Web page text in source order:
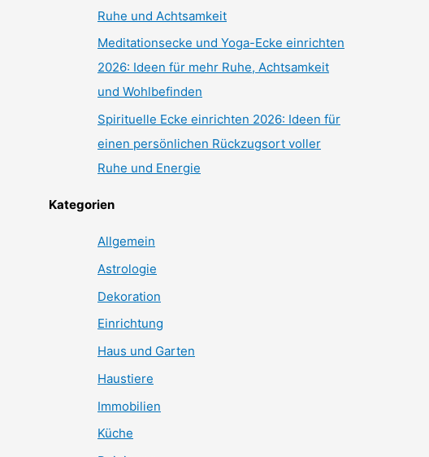
Ruhe und Achtsamkeit
Meditationsecke und Yoga-Ecke einrichten
2026: Ideen für mehr Ruhe, Achtsamkeit
und Wohlbefinden
Spirituelle Ecke einrichten 2026: Ideen für
einen persönlichen Rückzugsort voller
Ruhe und Energie
Kategorien
Allgemein
Astrologie
Dekoration
Einrichtung
Haus und Garten
Haustiere
Immobilien
Küche